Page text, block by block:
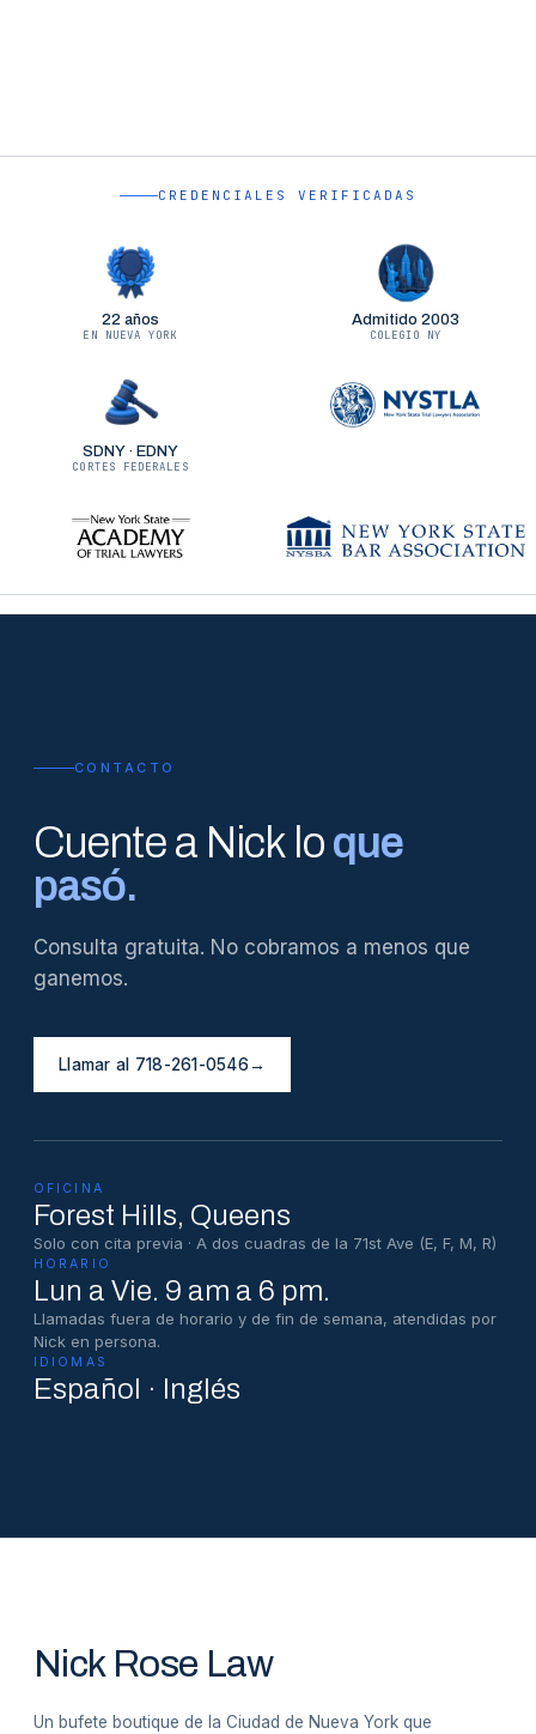
CREDENCIALES VERIFICADAS
22 años
EN NUEVA YORK
Admitido 2003
COLEGIO NY
SDNY · EDNY
CORTES FEDERALES
CONTACTO
Cuente a Nick lo que
pasó.
Consulta gratuita. No cobramos a menos que
ganemos.
Llamar al 718-261-0546→
OFICINA
Forest Hills, Queens
Solo con cita previa · A dos cuadras de la 71st Ave (E, F, M, R)
HORARIO
Lun a Vie. 9 am a 6 pm.
Llamadas fuera de horario y de fin de semana, atendidas por
Nick en persona.
IDIOMAS
Español · Inglés
Nick Rose Law
Un bufete boutique de la Ciudad de Nueva York que